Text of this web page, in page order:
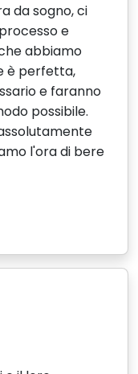
da sogno, ci
e
abbiamo
è perfetta,
e faranno
possibile.
l'ora di bere